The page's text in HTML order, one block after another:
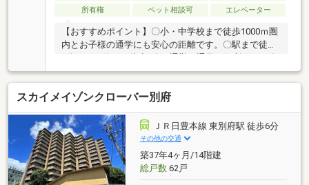
所有権 ペット相談可 エレベーター
【おすすめポイント】〇小・中学校まで徒歩1000ｍ圏
内とお子様の通学にも安心の距離です。〇駅まで徒歩
駐車場1台引継ぎ可能です。〇全居室収納の2LDKの間
取りです。【周辺環境】〇セブンイレブン別府田の湯
町店まで徒歩2分(約140ｍ)〇大分銀行別府駅出張所ま
で徒歩3分(約180ｍ)〇ローソン別府上田の湯店まで徒
歩3分(約230ｍ)〇別府駅市場まで徒歩4分(約300ｍ)物
件情報を知りたい方は、【資料請求・お問合せ】をク
リック◎内覧希望の方やローンの相談をしたい方は、
【来店して相談する】をクリック◎
スカイメイゾンクローバー別府
ＪＲ日豊本線 東別府駅 徒歩6分
その他の交通
築37年4ヶ月/14階建
総戸数62戸